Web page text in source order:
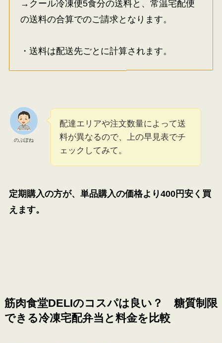
→クール冷凍便5食分の送料と、常温宅配便
の送料の合算でのご請求となります。
・送料は配送先ごとに計算されます。
のぶぽね
配達エリアや注文数量によって送
料が異なるので、上の早見表でチ
ェックしてみて。
定期購入の方が、単品購入の価格より400円安く買
えます。
筋肉食堂DELIのコスパは良い？ 糖質制限
できる冷凍宅配弁当と料金を比較